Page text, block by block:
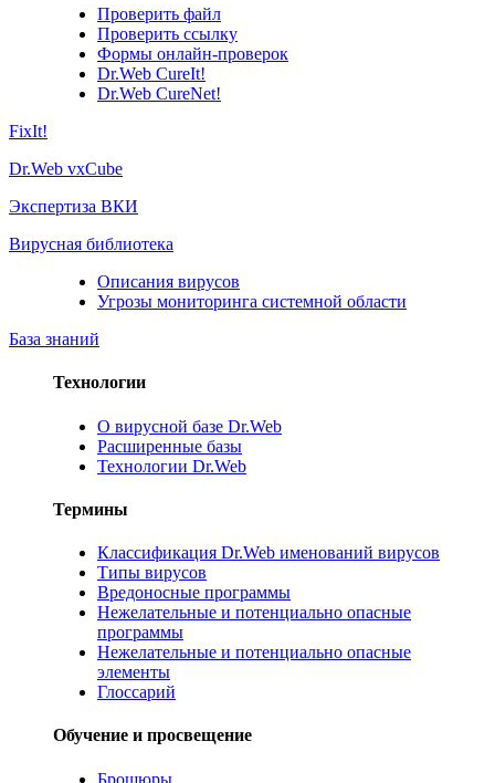
Проверить файл
Проверить ссылку
Формы онлайн-проверок
Dr.Web CureIt!
Dr.Web CureNet!
FixIt!
Dr.Web vxCube
Экспертиза ВКИ
Вирусная библиотека
Описания вирусов
Угрозы мониторинга системной области
База знаний
Технологии
О вирусной базе Dr.Web
Расширенные базы
Технологии Dr.Web
Термины
Классификация Dr.Web именований вирусов
Типы вирусов
Вредоносные программы
Нежелательные и потенциально опасные
программы
Нежелательные и потенциально опасные
элементы
Глоссарий
Обучение и просвещение
Брошюры